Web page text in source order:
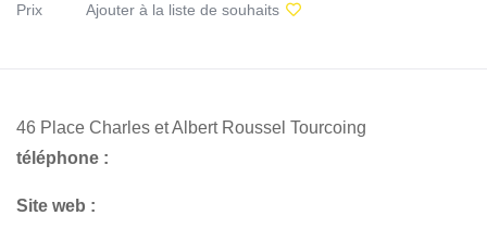
Prix Ajouter à la liste de souhaits
46 Place Charles et Albert Roussel Tourcoing
téléphone :
Site web :